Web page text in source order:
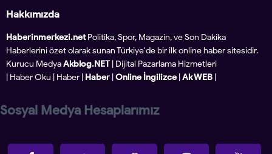
Hakkımızda
Haberinmerkezi.netPolitika, Spor, Magazin, ve Son Dakika
Haberlerini özet olarak sunan Türkiye'de bir ilk online haber sitesidir.
Kurucu MedyaAkblog.NET | Dijital Pazarlama Hizmetleri
Haber Oku Haber Haber Online İngilizce Ak WEB
Sosyal Medya Hesaplarımız